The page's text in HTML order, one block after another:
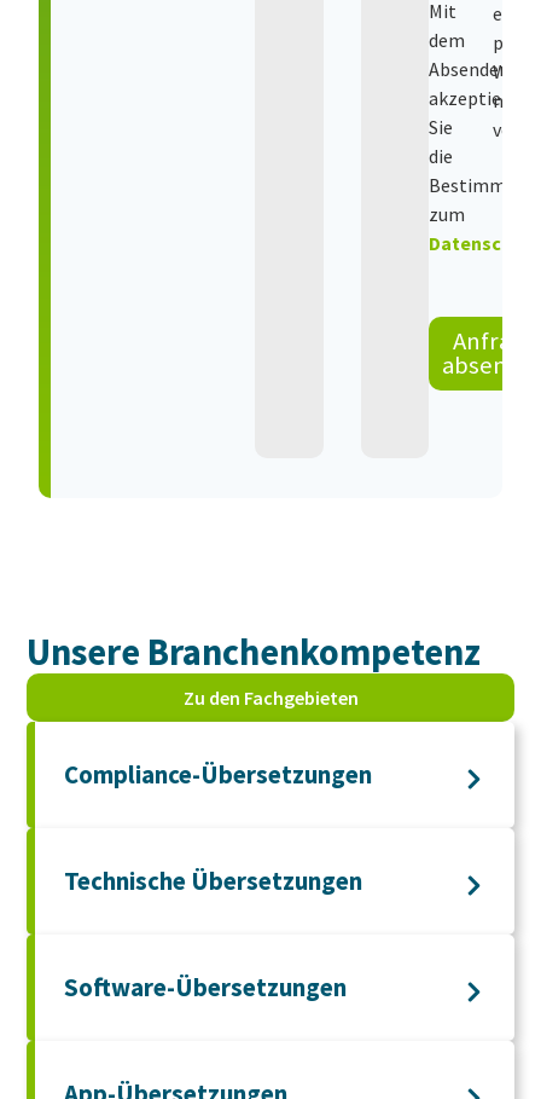
ein
paar
Mit
dem
Absenden
akzeptieren
Sie
die
zum
Datenschutz
Anfrage
Unsere Branchen­kompetenz
Zu den Fachgebieten
Compliance-Übersetzungen
Technische Übersetzungen
Software-Übersetzungen